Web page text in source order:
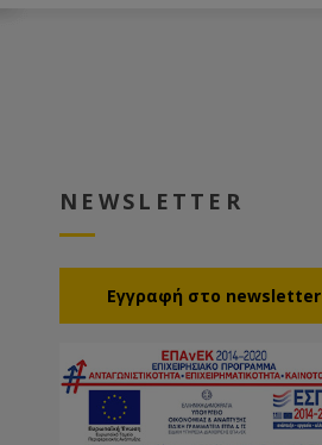
NEWSLETTER
Eγγραφή στο newsletter